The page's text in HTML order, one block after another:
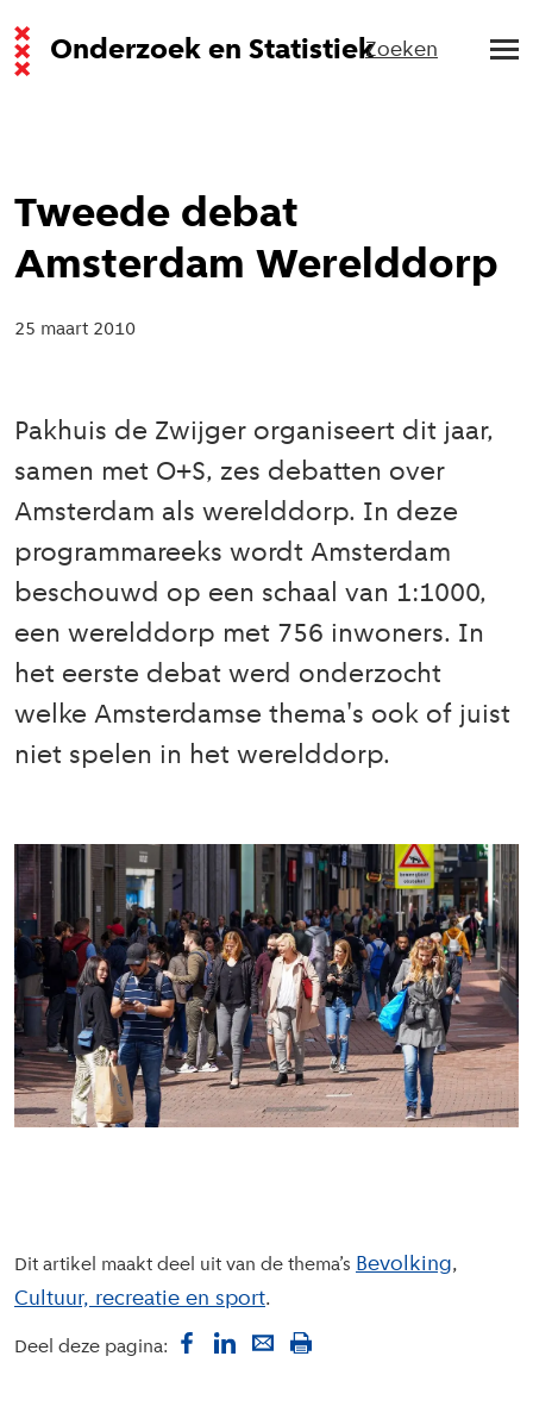
Onderzoek en StatistiekZoeken
Tweede debat
Amsterdam Werelddorp
25 maart 2010
Pakhuis de Zwijger organiseert dit jaar,
samen met O+S, zes debatten over
Amsterdam als werelddorp. In deze
programmareeks wordt Amsterdam
beschouwd op een schaal van 1:1000,
een werelddorp met 756 inwoners. In
het eerste debat werd onderzocht
welke Amsterdamse thema's ook of juist
niet spelen in het werelddorp.
Dit artikel maakt deel uit van de thema’s Bevolking
Cultuur, recreatie en sport
Deel deze pagina: